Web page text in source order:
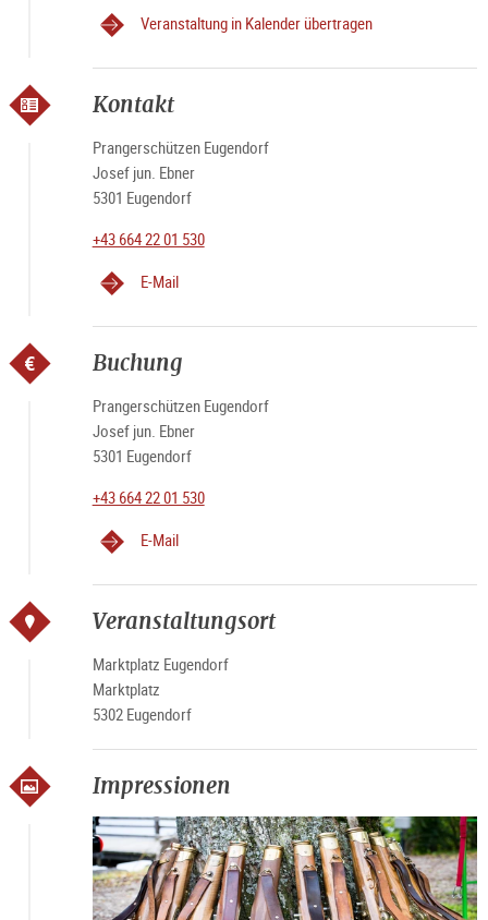
Veranstaltung in Kalender übertragen
Kontakt
Prangerschützen Eugendorf
Josef jun. Ebner
5301 Eugendorf
+43 664 22 01 530
E-Mail
Buchung
Prangerschützen Eugendorf
Josef jun. Ebner
5301 Eugendorf
+43 664 22 01 530
E-Mail
Veranstaltungsort
Marktplatz Eugendorf
Marktplatz
5302 Eugendorf
Impressionen